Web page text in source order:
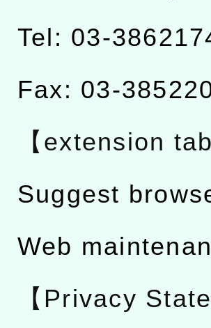
Tel: 03-
Fax: 03-
【extension
Suggest
Web
【Privacy